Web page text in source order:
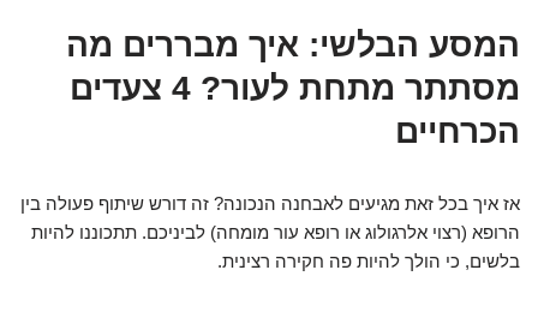
המסע הבלשי: איך מבררים מה
מסתתר מתחת לעור? 4 צעדים
הכרחיים
אז איך בכל זאת מגיעים לאבחנה הנכונה? זה דורש שיתוף פעולה בין
הרופא (רצוי אלרגולוג או רופא עור מומחה) לביניכם. תתכוננו להיות
בלשים, כי הולך להיות פה חקירה רצינית.